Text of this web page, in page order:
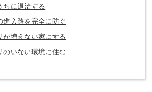
ちに退治する
進入路を完全に防ぐ
が増えない家にする
のいない環境に住む